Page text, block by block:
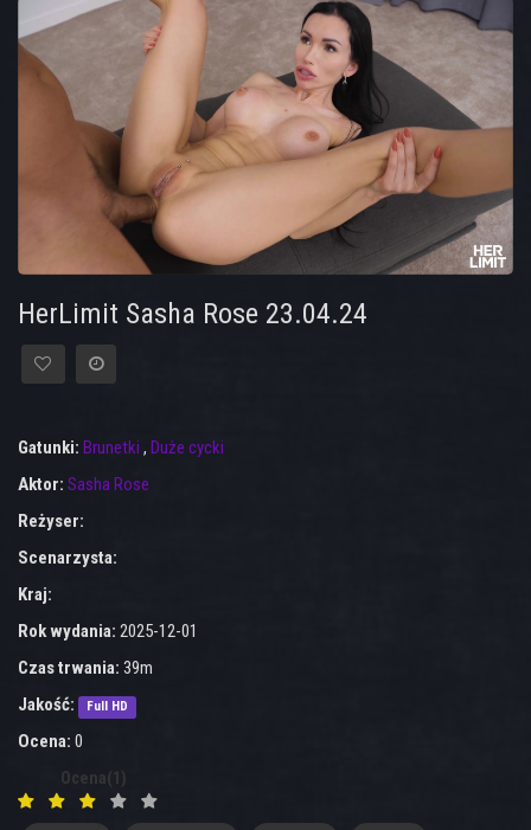
HerLimit Sasha Rose 23.04.24
Gatunki: Brunetki , Duże cycki
Aktor: Sasha Rose
Reżyser:
Scenarzysta:
Kraj:
Rok wydania: 2025-12-01
Czas trwania: 39m
Jakość:
Full HD
Ocena: 0
Ocena(1)